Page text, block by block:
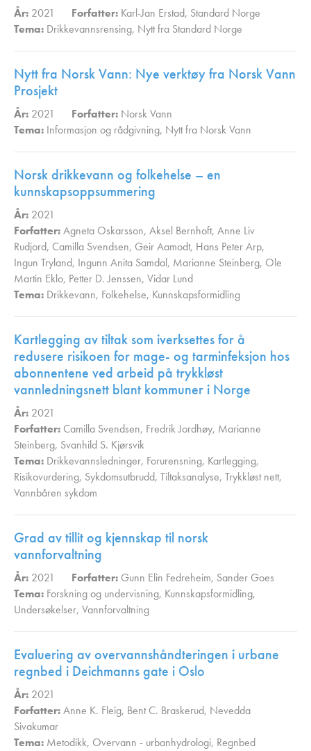
År: 2021 Forfatter: Karl-Jan Erstad, Standard Norge
Tema: Drikkevannsrensing, Nytt fra Standard Norge
Nytt fra Norsk Vann: Nye verktøy fra Norsk Vann
Prosjekt
År: 2021 Forfatter: Norsk Vann
Tema: Informasjon og rådgivning, Nytt fra Norsk Vann
Norsk drikkevann og folkehelse – en
kunnskapsoppsummering
År: 2021
Forfatter:Agneta Oskarsson, Aksel Bernhoft, Anne Liv
Rudjord, Camilla Svendsen, Geir Aamodt, Hans Peter Arp,
Ingun Tryland, Ingunn Anita Samdal, Marianne Steinberg, Ole
Martin Eklo, Petter D. Jenssen, Vidar Lund
Tema: Drikkevann, Folkehelse, Kunnskapsformidling
Kartlegging av tiltak som iverksettes for å
redusere risikoen for mage- og tarminfeksjon hos
abonnentene ved arbeid på trykkløst
vannledningsnett blant kommuner i Norge
År: 2021
Forfatter: Camilla Svendsen, Fredrik Jordhøy, Marianne
Steinberg, Svanhild S. Kjørsvik
Tema: Drikkevannsledninger, Forurensning, Kartlegging,
Risikovurdering, Sykdomsutbrudd, Tiltaksanalyse, Trykkløst nett,
Vannbåren sykdom
Grad av tillit og kjennskap til norsk
vannforvaltning
År: 2021 Forfatter: Gunn Elin Fedreheim, Sander Goes
Tema: Forskning og undervisning, Kunnskapsformidling,
Undersøkelser, Vannforvaltning
Evaluering av overvannshåndteringen i urbane
regnbed i Deichmanns gate i Oslo
År: 2021
Forfatter:Anne K. Fleig, Bent C. Braskerud, Nevedda
Sivakumar
Tema: Metodikk, Overvann - urbanhydrologi, Regnbed